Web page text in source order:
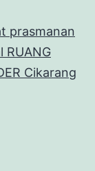
prasmanan
RUANG
Cikarang